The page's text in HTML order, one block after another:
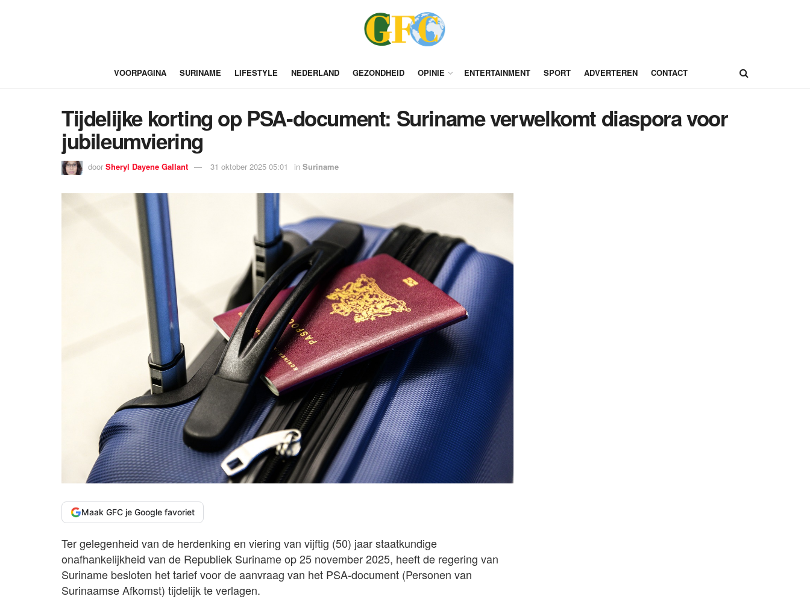
VOORPAGINA SURINAME LIFESTYLE NEDERLAND GEZONDHEID OPINIE ENTERTAINMENT SPORT ADVERTEREN CONTACT
Tijdelijke korting op PSA-document: Suriname verwelkomt diaspora voor
jubileumviering
door Sheryl Dayene Gallant 31 oktober 2025 05:01 in Suriname
Maak GFC je Google favoriet
Ter gelegenheid van de herdenking en viering van vijftig (50) jaar staatkundige
onafhankelijkheid van de Republiek Suriname op 25 november 2025, heeft de regering van
Suriname besloten het tarief voor de aanvraag van het PSA-document (Personen van
Surinaamse Afkomst) tijdelijk te verlagen.